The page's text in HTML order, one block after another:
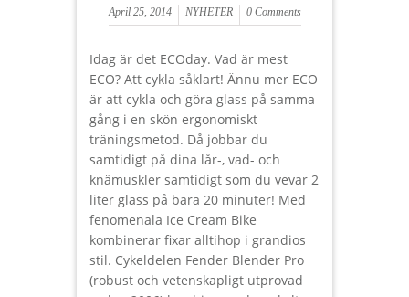
April 25, 2014 NYHETER 0 Comments
Idag är det ECOday. Vad är mest
ECO? Att cykla såklart! Ännu mer ECO
är att cykla och göra glass på samma
gång i en skön ergonomiskt
träningsmetod. Då jobbar du
samtidigt på dina lår-, vad- och
knämuskler samtidigt som du vevar 2
liter glass på bara 20 minuter! Med
fenomenala Ice Cream Bike
kombinerar fixar alltihop i grandios
stil. Cykeldelen Fender Blender Pro
(robust och vetenskapligt utprovad